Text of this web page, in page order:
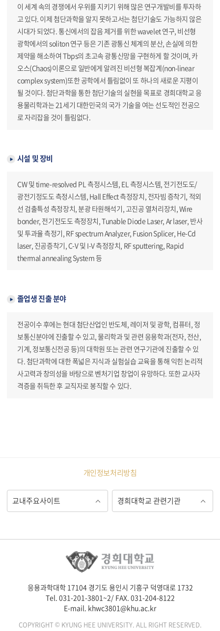
이 세계 속의 경쟁에서 우위를 지키기 위해 많은 연구개발비를 투자하
고 있다. 이제 첨단과학을 알지 못하고서는 첨단기술도 가능하지 않은
시대가 되었다. 통신에서의 잡음 제거를 위한 wavelet 연구, 비선형
광학에서의 soliton 연구 등은 기존 광통신 체계의 분산, 손실에 의한
제약을 해소하여 Tbps의 초고속 광통신망을 구현하게 할 것이며, 카
오스(Chaos)이론으로 일반에게 알려진 비선형 복잡계(non-linear
complex system)또한 공학에서 틀림없이 또 하나의 새로운 지평이
될 것이다. 첨단과학을 통한 첨단기술의 실현을 목표로 경희대학교 응
용물리학과는 21세기 대한민국의 국가 기술을 여는 선도적인 전공으
로 자리잡을 것이 틀림없다.
시설 및 장비
CW 및 time-resolved PL 측정시스템, EL 측정시스템, 전기전도도/
광전기정도도 측정시스템, Hall Effect 측정장치, 전자빔 증착기, 적외
선 검출특성 측정장치, 분광 타원해석기, 고진공 열처리장치, Wire
bonder, 전기전도도 측정장치, Tunable Diode Laser, Ar laser, 반사
및 투과율 측정기, RF spectrum Analyzer, Fusion Splicer, He-Cd
laser, 진공증착기, C-V 및 I-V 측정장치, RF sputtering, Rapid
thermal annealing System 등
졸업생 진출 분야
전공이수 후에는 현대 첨단산업인 반도체, 레이저 및 광학, 컴퓨터, 정
보통신분야에 진출할 수 있고, 물리학과 및 관련 응용학과(전자, 전산,
기계, 정보통신전공 등)의 대학원 또는 관련 연구기관에 진출할 수 있
다. 첨단과학에 대한 폭넓은 지식과 실험실습 교육을 통해 익힌 논리적
사고력과 창의성을 바탕으로 벤처기업 창업이 유망하다. 또한 교사자
격증을 취득한 후 교직자로 봉직할 수 있다.
개인정보처리방침
응용과학대학 17104 경기도 용인시 기흥구 덕영대로 1732
Tel. 031-201-3801~2/ FAX. 031-204-8122
E-mail. khwc3801@khu.ac.kr
COPYRIGHT © KYUNG HEE UNIVERSITY. ALL RIGHT RESERVED.